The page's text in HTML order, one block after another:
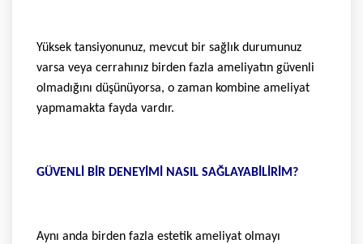
Yüksek tansiyonunuz, mevcut bir sağlık durumunuz
varsa veya cerrahınız birden fazla ameliyatın güvenli
olmadığını düşünüyorsa, o zaman kombine ameliyat
yapmamakta fayda vardır.
GÜVENLİ BİR DENEYİMİ NASIL SAĞLAYABİLİRİM?
Aynı anda birden fazla estetik ameliyat olmayı